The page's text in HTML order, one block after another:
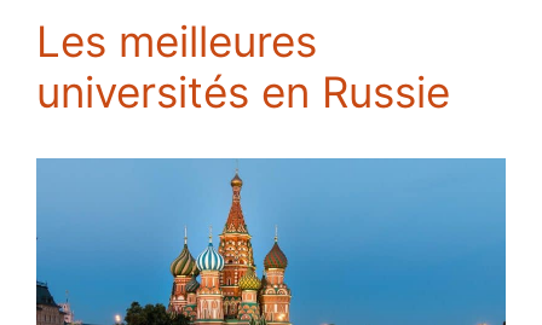
Les meilleures
universités en Russie